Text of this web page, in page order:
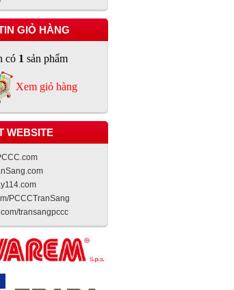
GIỎ HÀNG
có 1 sản phẩm
Xem giỏ hàng
WEBSITE
PCCCTranSang
transangpccc